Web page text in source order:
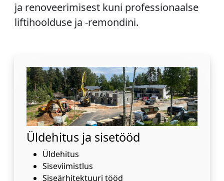
ja renoveerimisest kuni professionaalse
liftihoolduse ja -remondini.
Üldehitus ja sisetööd
Üldehitus
Siseviimistlus
Siseärhitektuuri tööd